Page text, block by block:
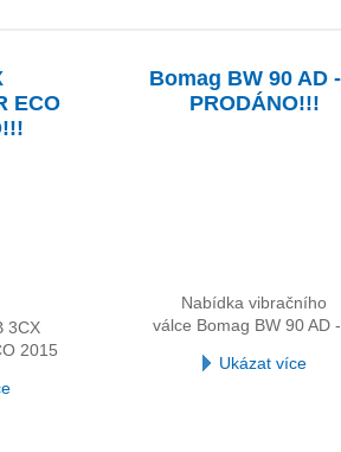
ECO
3CX
2015
Bomag BW 90 AD
PRODÁNO!!!
Nabídka vibračního
válce Bomag BW 90 AD
Ukázat více